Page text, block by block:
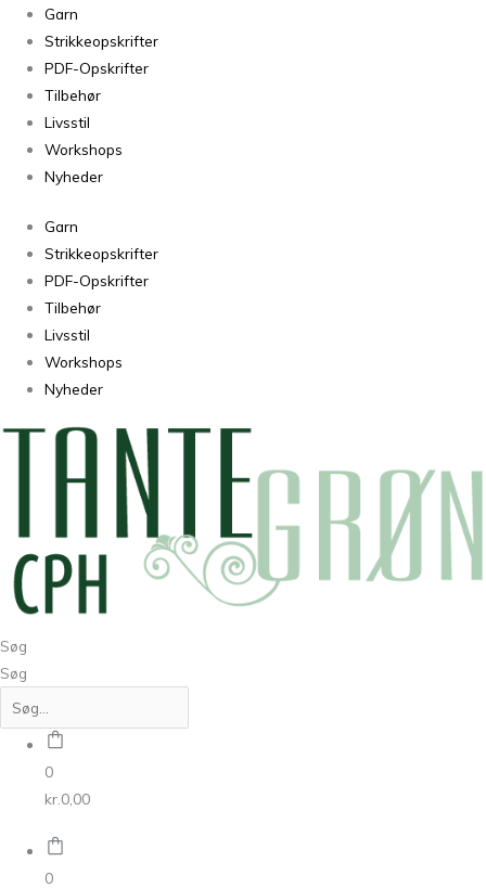
Garn
Strikkeopskrifter
PDF-Opskrifter
Tilbehør
Livsstil
Workshops
Nyheder
Garn
Strikkeopskrifter
PDF-Opskrifter
Tilbehør
Livsstil
Workshops
Nyheder
Søg
Søg
0
kr. 0,00
0
Alpaca
Farve
antal